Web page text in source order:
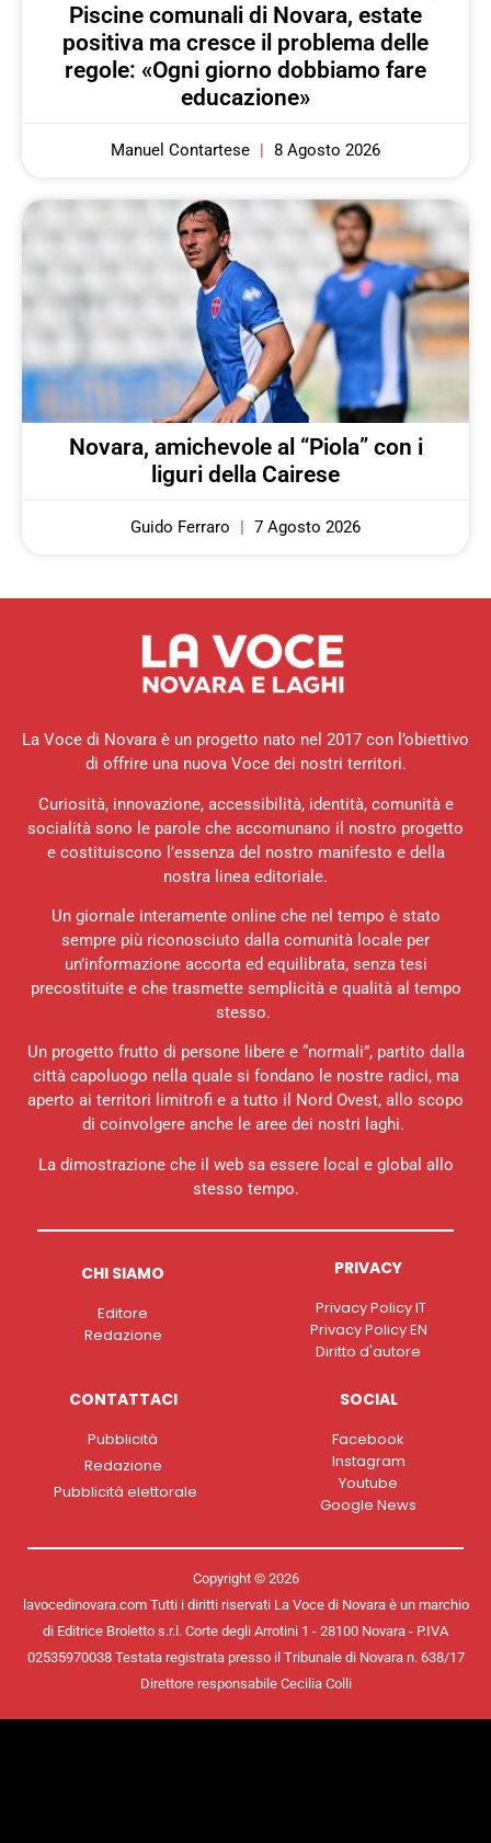
Piscine comunali di Novara, estate
positiva ma cresce il problema delle
regole: «Ogni giorno dobbiamo fare
educazione»
Manuel Contartese 8 Agosto 2026
Novara, amichevole al “Piola” con i
liguri della Cairese
Guido Ferraro 7 Agosto 2026
La Voce di Novara è un progetto nato nel 2017 con l’obiettivo
di offrire una nuova Voce dei nostri territori.
Curiosità, innovazione, accessibilità, identità, comunità e
socialità sono le parole che accomunano il nostro progetto
e costituiscono l’essenza del nostro manifesto e della
nostra linea editoriale.
Un giornale interamente online che nel tempo è stato
sempre più riconosciuto dalla comunità locale per
un’informazione accorta ed equilibrata, senza tesi
precostituite e che trasmette semplicità e qualità al tempo
stesso.
Un progetto frutto di persone libere e “normali”, partito dalla
città capoluogo nella quale si fondano le nostre radici, ma
aperto ai territori limitrofi e a tutto il Nord Ovest, allo scopo
di coinvolgere anche le aree dei nostri laghi.
La dimostrazione che il web sa essere local e global allo
stesso tempo.
CHI SIAMO
Editore
Redazione
PRIVACY
Privacy Policy IT
Privacy Policy EN
Diritto d'autore
CONTATTACI
Pubblicità
Redazione
Pubblicità elettorale
SOCIAL
Facebook
Instagram
Youtube
Google News
Copyright © 2026
lavocedinovara.com Tutti i diritti riservati La Voce di Novara è un marchio
di Editrice Broletto s.r.l. Corte degli Arrotini 1 - 28100 Novara - P.IVA
02535970038 Testata registrata presso il Tribunale di Novara n. 638/17
Direttore responsabile Cecilia Colli